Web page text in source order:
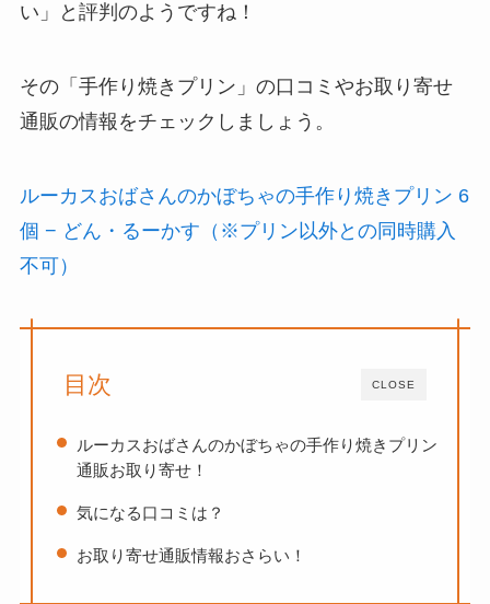
い」と評判のようですね！
その「手作り焼きプリン」の口コミやお取り寄せ
通販の情報をチェックしましょう。
ルーカスおばさんのかぼちゃの手作り焼きプリン 6
個 − どん・るーかす（※プリン以外との同時購入
不可）
CLOSE
目次
ルーカスおばさんのかぼちゃの手作り焼きプリン
通販お取り寄せ！
気になる口コミは？
お取り寄せ通販情報おさらい！